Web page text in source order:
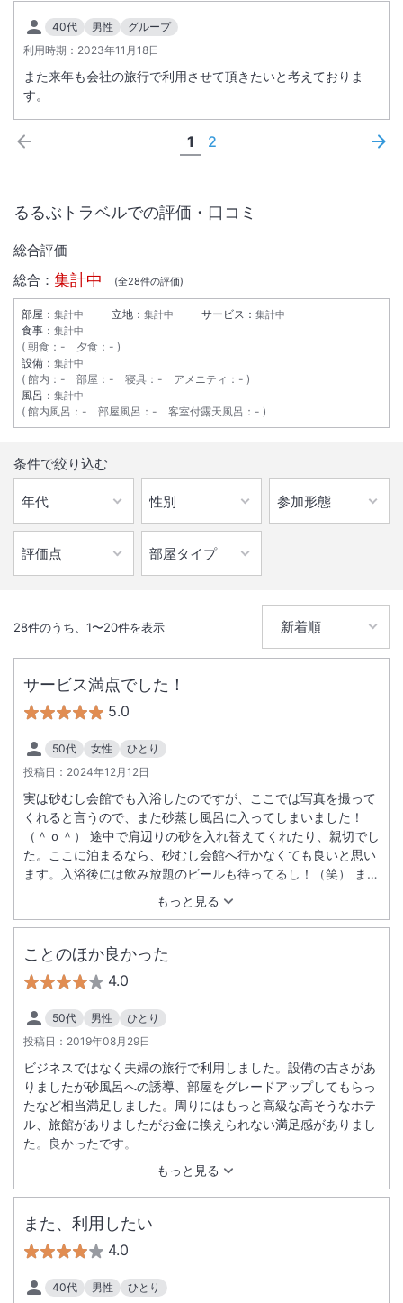
40代 男性
グループ
利用時期： 2023年11月18日
また来年も会社の旅行で利用させて頂きたいと考えておりま
す。
1 2
るるぶトラベルでの評価・口コミ
総合評価
総合： 集計中 (全28件の評価)
部屋： 集計中 立地： 集計中 サービス： 集計中
食事： 集計中
朝食 ： - 夕食 ： -
設備： 集計中
館内 ： - 部屋 ： - 寝具 ： - アメニティ ： -
風呂： 集計中
館内風呂 ： - 部屋風呂 ： - 客室付露天風呂 ： -
条件で絞り込む
28件のうち、 1〜20件を表示
サービス満点でした！
5.0
50代 女性
ひとり
投稿日： 2024年12月12日
もっと見る
実は砂むし会館でも入浴したのですが、ここでは写真を撮って
くれると言うので、また砂蒸し風呂に入ってしまいました！
（＾ｏ＾） 途中で肩辺りの砂を入れ替えてくれたり、親切でし
た。ここに泊まるなら、砂むし会館へ行かなくても良いと思い
ます。入浴後には飲み放題のビールも待ってるし！（笑） ま
た、超閑散期だったのか、予約は違う部屋だったのに、海側の
お部屋になってて嬉しかったです。
ことのほか良かった
4.0
50代 男性
ひとり
投稿日： 2019年08月29日
もっと見る
ビジネスではなく夫婦の旅行で利用しました。設備の古さがあ
りましたが砂風呂への誘導、部屋をグレードアップしてもらっ
たなど相当満足しました。周りにはもっと高級な高そうなホテ
ル、旅館がありましたがお金に換えられない満足感がありまし
た。良かったです。
また、利用したい
4.0
40代 男性 ひとり